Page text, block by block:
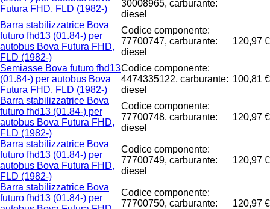
Futura FHD, FLD (1982-)
30008965, carburante:
diesel
Barra stabilizzatrice Bova
futuro fhd13 (01.84-) per
autobus Bova Futura FHD,
FLD (1982-)
Codice componente:
77700747, carburante:
diesel
120,97 €
Semiasse Bova futuro fhd13
(01.84-) per autobus Bova
Futura FHD, FLD (1982-)
Codice componente:
4474335122, carburante:
diesel
100,81 €
Barra stabilizzatrice Bova
futuro fhd13 (01.84-) per
autobus Bova Futura FHD,
FLD (1982-)
Codice componente:
77700748, carburante:
diesel
120,97 €
Barra stabilizzatrice Bova
futuro fhd13 (01.84-) per
autobus Bova Futura FHD,
FLD (1982-)
Codice componente:
77700749, carburante:
diesel
120,97 €
Barra stabilizzatrice Bova
futuro fhd13 (01.84-) per
Codice componente:
77700750, carburante:
120,97 €